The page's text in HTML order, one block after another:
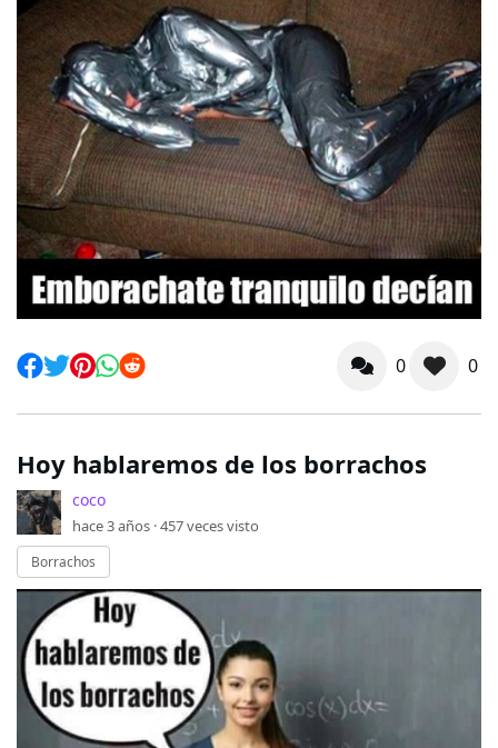
0 0
Hoy hablaremos de los borrachos
coco
hace 3 años ·457veces visto
Borrachos